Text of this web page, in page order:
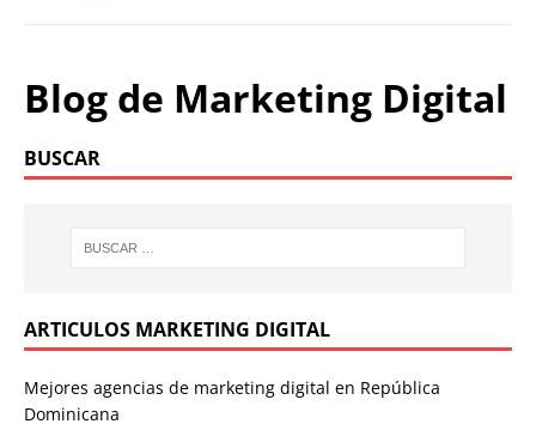
Blog de Marketing Digital
BUSCAR
ARTICULOS MARKETING DIGITAL
Mejores agencias de marketing digital en República
Dominicana